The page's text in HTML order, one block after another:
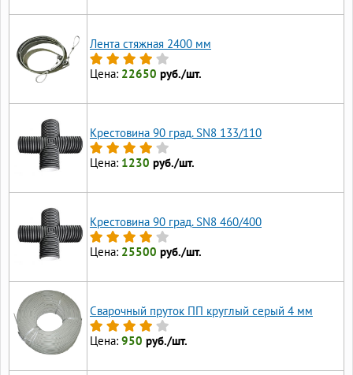
Лента стяжная 2400 мм
Цена: 22650 руб./шт.
Крестовина 90 град. SN8 133/110
Цена: 1230 руб./шт.
Крестовина 90 град. SN8 460/400
Цена: 25500 руб./шт.
Сварочный пруток ПП круглый серый 4 мм
Цена: 950 руб./шт.